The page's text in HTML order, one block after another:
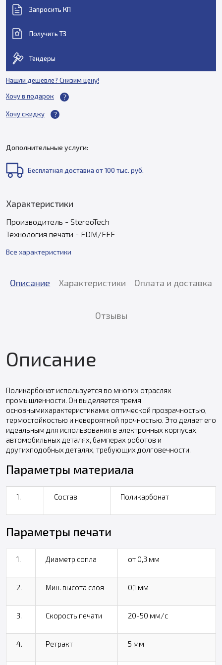
Запросить КП
Получить ТЗ
Тендеры
Нашли дешевле? Снизим цену!
Хочу в подарок
Хочу скидку
Дополнительные услуги:
Бесплатная доставка от 100 тыс. руб.
Характеристики
Производитель - StereoTech
Технология печати - FDM/FFF
Все характеристики
Описание Характеристики Оплата и доставка
Отзывы
Описание
Поликарбонат используется во многих отраслях
промышленности. Он выделяется тремя
основнымихарактеристиками: оптической прозрачностью,
термостойкостью и невероятной прочностью. Это делает его
идеальным для использования в электронных корпусах,
автомобильных деталях, бамперах роботов и
другихподобных деталях, требующих долговечности.
Параметры материала
1. Состав Поликарбонат
Параметры печати
1. Диаметр сопла от 0,3 мм
2. Мин. высота слоя 0,1 мм
3. Скорость печати 20-50 мм/с
4. Ретракт 5 мм